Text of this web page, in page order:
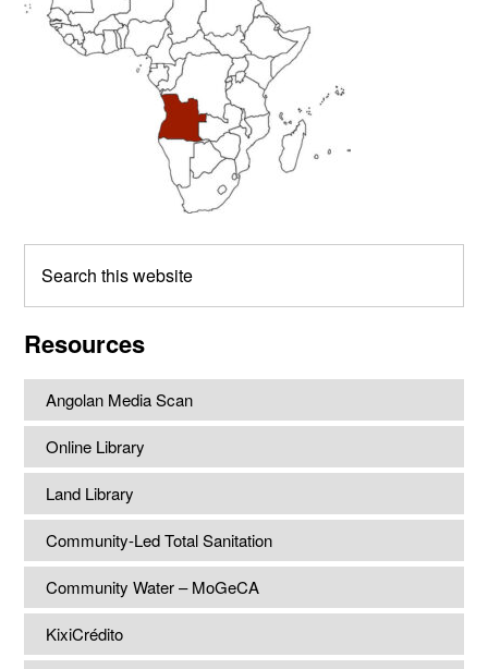
this
Resources
Angolan Media Scan
Online Library
Land Library
Community-Led Total Sanitation
Community Water – MoGeCA
KixiCrédito